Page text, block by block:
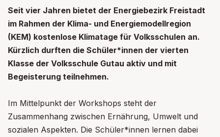
Seit vier Jahren bietet der Energiebezirk Freistadt
im Rahmen der Klima- und Energiemodellregion
(KEM) kostenlose Klimatage für Volksschulen an.
Kürzlich durften die Schüler*innen der vierten
Klasse der Volksschule Gutau aktiv und mit
Begeisterung teilnehmen.
Im Mittelpunkt der Workshops steht der
Zusammenhang zwischen Ernährung, Umwelt und
sozialen Aspekten. Die Schüler*innen lernen dabei